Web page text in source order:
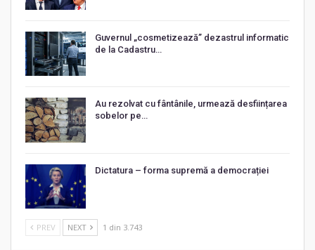
Guvernul „cosmetizează” dezastrul informatic
de la Cadastru…
Au rezolvat cu fântânile, urmează desființarea
sobelor pe…
Dictatura – forma supremă a democrației
PREV NEXT 1 din 3.743